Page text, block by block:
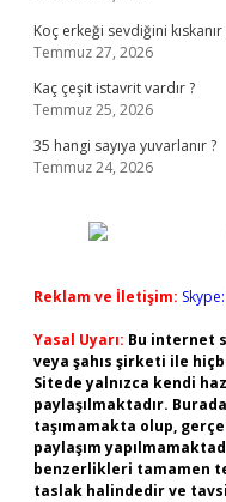
Koç erkeği sevdiğini kıskanır
Temmuz 27, 2026
Kaç çeşit istavrit vardır ?
Temmuz 25, 2026
35 hangi sayıya yuvarlanır ?
Temmuz 24, 2026
Reklam ve İletişim:
Yasal Uyarı: Bu internet
veya şahıs şirketi ile
Sitede yalnızca kendi
paylaşılmaktadır.
taşımamakta olup,
paylaşım
benzerlikleri tamamen
taslak halindedir ve